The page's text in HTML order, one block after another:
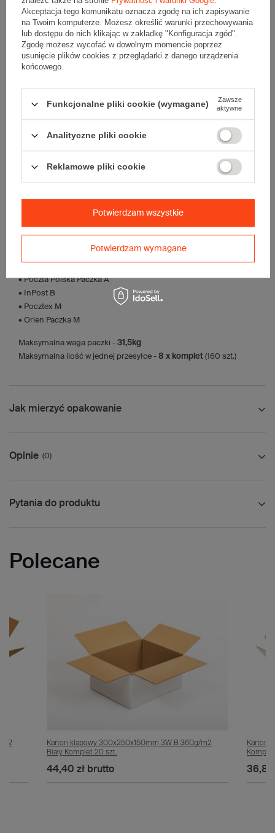
Komplet jednostronnie białych kartonów klapowych - 20 szt.
Wymiary zewnętrzne: 300x250x100mm (długość x szerokość x
wysokość)
Opakowanie wykonane jest z tektury falistej 3-warstwowej, fala B
360 g/m2
Wymiary
• wewnętrzne:294x244x88 mm
• pojemność:6 l
• tektura falista:3-warstwowa
• fala:B
• gramatura:360 g/m2
• waga jednostkowa (+/-5%):134 g
• typ fefco:F0201
Karton nadaje się do pakowania wysyłek kurierskich:
• Poczta Polska Paczka A
• InPost B
• Pocztex M
• Orlen Paczka M
Maksymalna waga paczki - 31,5kg
Maksymalna ilość w jednej przesyłce - 8 x komplet (160 szt.)
Jak mierzyć opakowanie
Opinie (0)
Pytania do produktu
Polecane
m2
Karton klapowy 300x250x150mm 3W B 360g/m2
Biały Komplet 20 szt.
44,40 złbrutto
Karton
36,80
Akceptacja tego komunikatu oznacza zgodę na ich zapisywanie
na Twoim komputerze. Możesz określić warunki przechowywania
lub dostępu do nich klikając w zakładkę "Konfiguracja zgód".
Zgodę możesz wycofać w dowolnym momencie poprzez
usunięcie plików cookies z przeglądarki z danego urządzenia
końcowego.
Funkcjonalne pliki cookie (wymagane)
Zawsze
aktywne
Analityczne pliki cookie
Reklamowe pliki cookie
Potwierdzam wymagane
Potwierdzam wszystkie